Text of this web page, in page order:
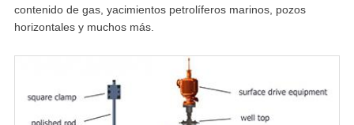
contenido de gas, yacimientos petrolíferos marinos, pozos
horizontales y muchos más.